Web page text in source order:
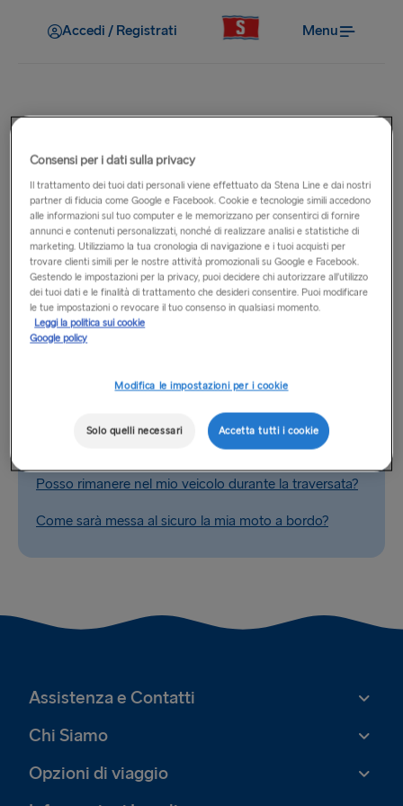
Accedi / Registrati Menu
Posso caricare il mio veicolo
elettrico a bordo?
Al momento non offriamo servizi di ricarica per veicoli
elettrici a bordo delle nostre navi.
Ti consigliamo di assicurarti che il tuo veicolo sia
sufficientemente carico prima del viaggio.
Domande correlate
Posso rimanere nel mio veicolo durante la traversata?
Come sarà messa al sicuro la mia moto a bordo?
Assistenza e Contatti
Chi Siamo
Opzioni di viaggio
Consensi per i dati sulla privacy
Il trattamento dei tuoi dati personali viene effettuato da Stena Line e dai nostri
partner di fiducia come Google e Facebook. Cookie e tecnologie simili accedono
alle informazioni sul tuo computer e le memorizzano per consentirci di fornire
annunci e contenuti personalizzati, nonché di realizzare analisi e statistiche di
marketing. Utilizziamo la tua cronologia di navigazione e i tuoi acquisti per
trovare clienti simili per le nostre attività promozionali su Google e Facebook.
Gestendo le impostazioni per la privacy, puoi decidere chi autorizzare all’utilizzo
dei tuoi dati e le finalità di trattamento che desideri consentire. Puoi modificare
le tue impostazioni o revocare il tuo consenso in qualsiasi momento.
Leggi la politica sui cookie
Google policy
Modifica le impostazioni per i cookie
Solo quelli necessari Accetta tutti i cookie